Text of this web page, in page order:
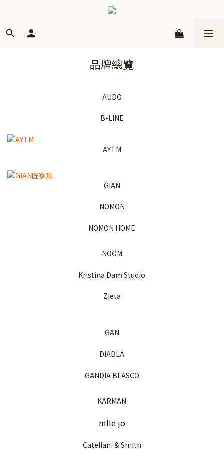
品牌總覽
AUDO
B-LINE
AYTM
GIAN
NOMON
NOMON HOME
NOOM
Kristina Dam Studio
Zieta
GAN
DIABLA
GANDIA BLASCO
KARMAN
mlle jo
Catellani & Smith